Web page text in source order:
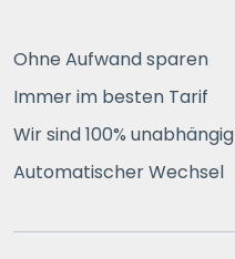
Ohne Aufwand sparen
Immer im besten Tarif
Wir sind 100% unabhängig
Automatischer Wechsel